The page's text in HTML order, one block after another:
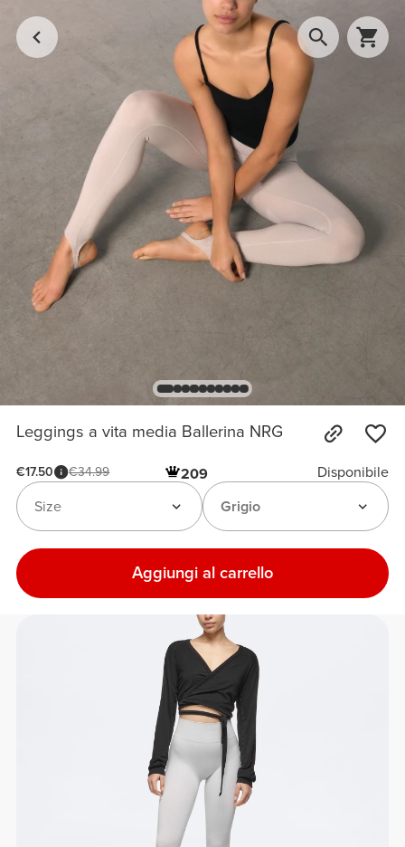
Leggings a vita media Ballerina NRG
€17.50 €34.99 209
Disponibile
Grigio
Size
Aggiungi al carrello